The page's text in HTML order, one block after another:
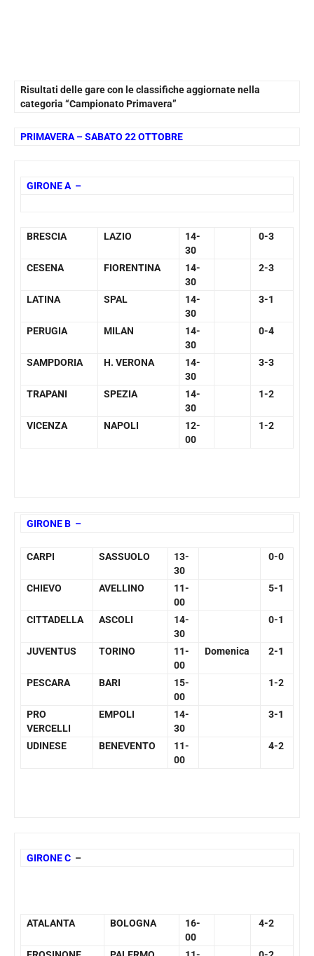
Risultati delle gare con le classifiche aggiornate nella
categoria “Campionato Primavera”
PRIMAVERA – SABATO 22 OTTOBRE
GIRONE A –
BRESCIA LAZIO
14-
30
0-3
CESENA FIORENTINA
14-
30
2-3
LATINA SPAL
14-
30
3-1
PERUGIA MILAN
14-
30
0-4
SAMPDORIA H. VERONA
14-
30
3-3
TRAPANI SPEZIA
14-
30
1-2
VICENZA NAPOLI
12-
00
1-2
GIRONE B –
CARPI SASSUOLO
13-
30
0-0
CHIEVO AVELLINO
11-
00
5-1
CITTADELLA ASCOLI
14-
30
0-1
JUVENTUS TORINO
11-
00
Domenica 2-1
PESCARA BARI
15-
00
1-2
PRO
VERCELLI
EMPOLI
14-
30
3-1
UDINESE BENEVENTO
11-
00
4-2
GIRONE C –
ATALANTA BOLOGNA
16-
00
4-2